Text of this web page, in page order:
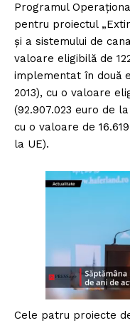
Programul
pentru proiectul
și a sistemului de
valoare eligibilă de
implementat în două
2013), cu o valoare
(92.907.023 euro de
cu o valoare de
la UE).
Cele patru proiecte